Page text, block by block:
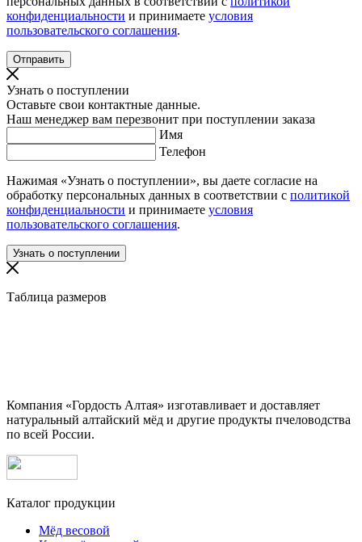
конфиденциальности и принимаете условия
пользовательского соглашения.
Узнать о поступлении
Оставьте свои контактные данные.
Наш менеджер вам перезвонит при поступлении заказа
Имя
Телефон
Нажимая «Узнать о поступлении», вы даете согласие на
обработку персональных данных в соответствии с политикой
конфиденциальности и принимаете условия
пользовательского соглашения.
Таблица размеров
Компания «Гордость Алтая» изготавливает и доставляет
натуральный алтайский мёд и другие продукты пчеловодства
по всей России.
Каталог продукции
Мёд весовой